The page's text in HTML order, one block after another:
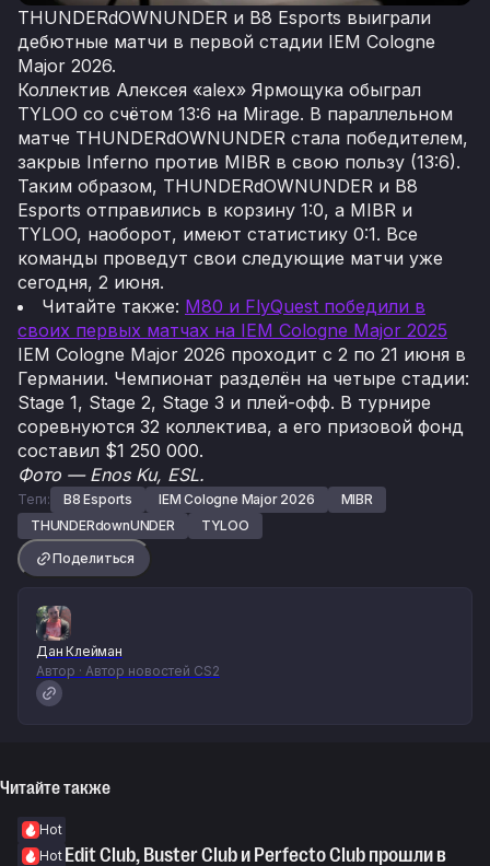
THUNDERdOWNUNDER и B8 Esports выиграли
дебютные матчи в первой стадии IEM Cologne
Major 2026.
Коллектив Алексея «alex» Ярмощука обыграл
TYLOO со счётом 13:6 на Mirage. В параллельном
матче THUNDERdOWNUNDER стала победителем,
закрыв Inferno против MIBR в свою пользу (13:6).
Таким образом, THUNDERdOWNUNDER и B8
Esports отправились в корзину 1:0, а MIBR и
TYLOO, наоборот, имеют статистику 0:1. Все
команды проведут свои следующие матчи уже
сегодня, 2 июня.
Читайте также: M80 и FlyQuest победили в
своих первых матчах на IEM Cologne Major 2025
IEM Cologne Major 2026 проходит с 2 по 21 июня в
Германии. Чемпионат разделён на четыре стадии:
Stage 1, Stage 2, Stage 3 и плей-офф. В турнире
соревнуются 32 коллектива, а его призовой фонд
составил $1 250 000.
Фото — Enos Ku, ESL.
Теги: B8 Esports IEM Cologne Major 2026
MIBR
THUNDERdownUNDER
TYLOO
Поделиться
Дан Клейман
Автор · Автор новостей CS2
Читайте также
Hot
WorldEdit Club, Buster Club и Perfecto Club прошли в
Hot